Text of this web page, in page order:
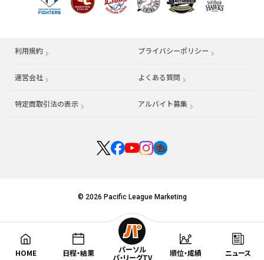
利用規約 プライバシーポリシー
運営会社 （別ウィンドウで開く） よくある質問
特定商取引法の表示 アルバイト募集 （別ウィンドウで開く
© 2026 Pacific League Marketing
HOME 日程・結果
パーソル
パ・リーグTV
順位・成績 ニュース